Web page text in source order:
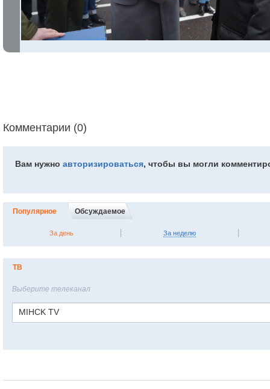
Комментарии (0)
Вам нужно авторизироваться, чтобы вы могли
Популярное Обсуждаемое
За день За неделю
ТВ
Выберите телеканал
MIHCK TV